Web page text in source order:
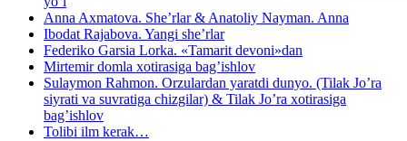
Anna Axmatova. She’rlar & Anatoliy Nayman. Anna
Ibodat Rajabova. Yangi she’rlar
Federiko Garsia Lorka. «Tamarit devoni»dan
Mirtemir domla xotirasiga bag’ishlov
Sulaymon Rahmon. Orzulardan yaratdi dunyo. (Tilak Jo’ra
siyrati va suvratiga chizgilar) & Tilak Jo’ra xotirasiga
bag’ishlov
Tolibi ilm kerak…